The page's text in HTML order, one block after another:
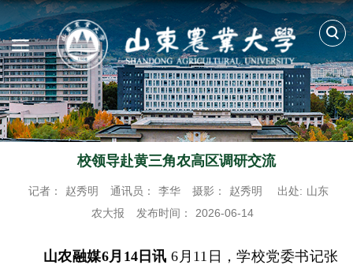
校领导赴黄三角农高区调研交流
记者： 赵秀明 通讯员： 李华 摄影： 赵秀明 出处: 山东
农大报
发布时间： 2026-06-14
山农融媒6月14日讯 6月11日，学校党委书记张